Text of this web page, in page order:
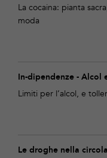
La cocaina: pianta
moda
In-dipendenze - Alcol
Limiti per l’alcol, e
Le droghe nella